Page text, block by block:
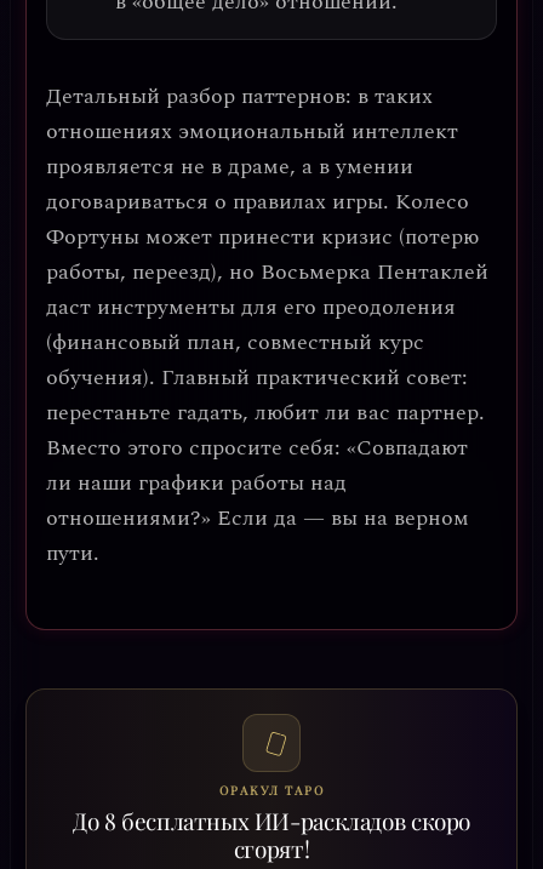
Детальный разбор паттернов: в таких
отношениях эмоциональный интеллект
проявляется не в драме, а вумении
договариваться о правилах игры. Колесо
Фортуны может принести кризис (потерю
работы, переезд), но Восьмерка Пентаклей
даст инструменты для его преодоления
(финансовый план, совместный курс
обучения). Главный практический совет:
перестаньте гадать, любит ли вас партнер.
Вместо этого спросите себя: «Совпадают
ли наши графики работы над
отношениями?» Если да — вы на верном
пути.
ОРАКУЛ ТАРО
До 8 бесплатных ИИ-раскладов скоро
сгорят!